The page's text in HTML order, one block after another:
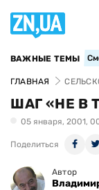
ВАЖНЫЕ ТЕМЫ
ГЛАВНАЯ
ШАГ «НЕ В
05 января, 2001,
Поделиться
Автор